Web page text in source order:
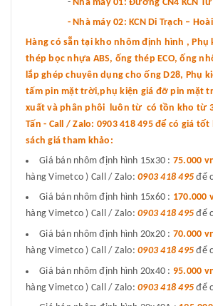
- Nhà máy 01: Đường CN4 KCN
- Nhà máy 02: KCN Di Trạch – Hoài
Hàng có sẵn tại kho nhôm định hình , Phụ
thép bọc nhựa ABS, ống thép ECO, ống
lắp ghép chuyên dụng cho ống D28, Phụ
tấm pin mặt trời,phụ kiện giá đỡ pin mặt
xuất và phân phôi luôn từ có tồn kho từ
Tấn - Call / Zalo: 0903 418 495 để có giá
sách giá tham khảo:
Giá bán nhôm định hình 15x30 : 75.000
hàng Vimetco ) Call / Zalo: 0903 418 495 để
Giá bán nhôm định hình 15x60 : 170.000
hàng Vimetco ) Call / Zalo: 0903 418 495 để
Giá bán nhôm định hình 20x20 : 70.000
hàng Vimetco ) Call / Zalo: 0903 418 495 để
Giá bán nhôm định hình 20x40 : 95.000
hàng Vimetco ) Call / Zalo: 0903 418 495 để